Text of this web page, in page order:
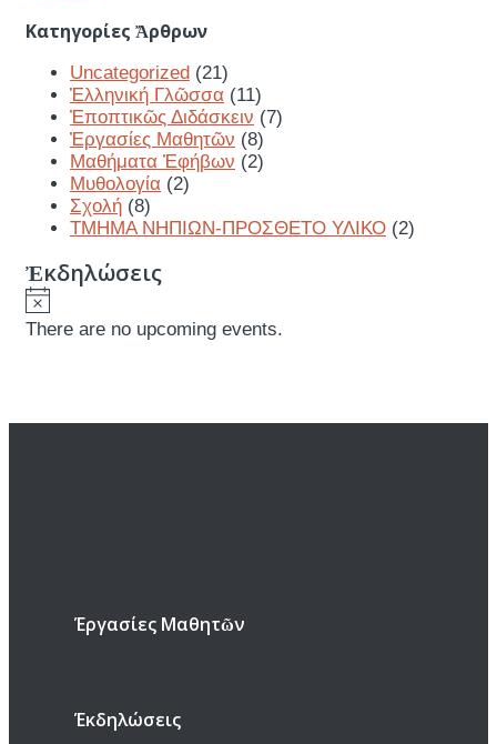
Κατηγορίες Ἄρθρων
Uncategorized (21)
Ἑλληνική Γλῶσσα (11)
Ἐποπτικῶς Διδάσκειν (7)
Ἐργασίες Μαθητῶν (8)
Μαθήματα Ἐφήβων (2)
Μυθολογία (2)
Σχολή (8)
ΤΜΗΜΑ ΝΗΠΙΩΝ-ΠΡΟΣΘΕΤΟ ΥΛΙΚΟ (2)
Ἐκδηλώσεις
There are no upcoming events.
Έργασίες Μαθητῶν
Έκδηλώσεις